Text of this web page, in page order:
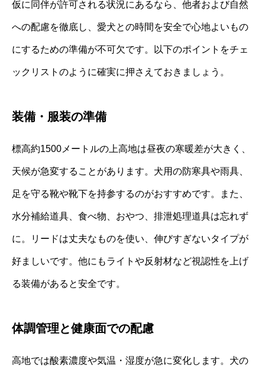
仮に同伴が許可される状況にあるなら、他者および自然
への配慮を徹底し、愛犬との時間を安全で心地よいもの
にするための準備が不可欠です。以下のポイントをチェ
ックリストのように確実に押さえておきましょう。
装備・服装の準備
標高約1500メートルの上高地は昼夜の寒暖差が大きく、
天候が急変することがあります。犬用の防寒具や雨具、
足を守る靴や靴下を持参するのがおすすめです。また、
水分補給道具、食べ物、おやつ、排泄処理道具は忘れず
に。リードは丈夫なものを使い、伸びすぎないタイプが
好ましいです。他にもライトや反射材など視認性を上げ
る装備があると安全です。
体調管理と健康面での配慮
高地では酸素濃度や気温・湿度が急に変化します。犬の